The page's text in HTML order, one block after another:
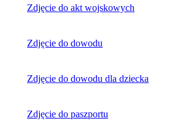
Zdjęcie do akt wojskowych
Zdjęcie do dowodu
Zdjęcie do dowodu dla dziecka
Zdjęcie do paszportu